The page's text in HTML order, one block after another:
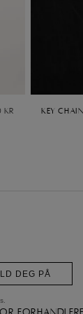
kr
Key
DEG PÅ